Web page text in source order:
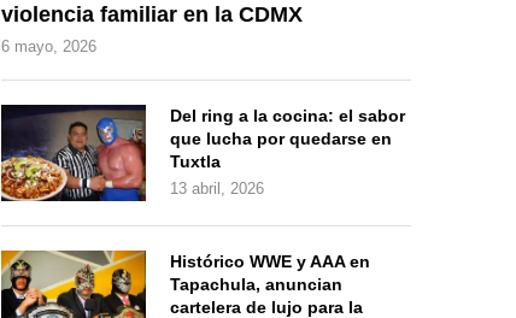
violencia familiar en la CDMX
6 mayo, 2026
Del ring a la cocina: el sabor
que lucha por quedarse en
Tuxtla
13 abril, 2026
Histórico WWE y AAA en
Tapachula, anuncian
cartelera de lujo para la